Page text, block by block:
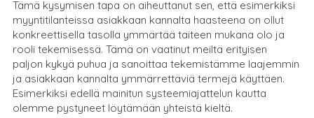
Tämä kysymisen tapa on aiheuttanut sen, että esimerkiksi
myyntitilanteissa asiakkaan kannalta haasteena on ollut
konkreettisella tasolla ymmärtää taiteen mukana olo ja
rooli tekemisessä. Tämä on vaatinut meiltä erityisen
paljon kykyä puhua ja sanoittaa tekemistämme laajemmin
ja asiakkaan kannalta ymmärrettäviä termejä käyttäen.
Esimerkiksi edellä mainitun systeemiajattelun kautta
olemme pystyneet löytämään yhteistä kieltä.